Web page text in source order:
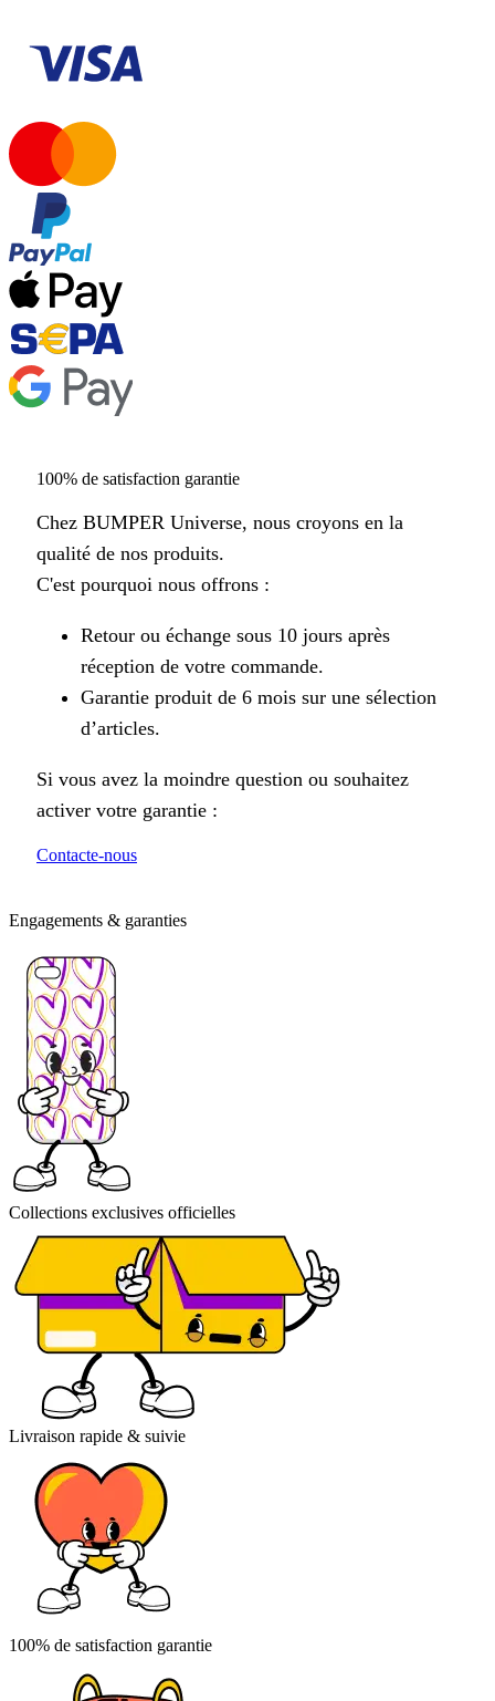
100% de satisfaction garantie
Chez BUMPER Universe, nous croyons en la
qualité de nos produits.
C'est pourquoi nous offrons :
Retour ou échange sous 10 jours après
réception de votre commande.
Garantie produit de 6 mois sur une sélection
d’articles.
Si vous avez la moindre question ou souhaitez
activer votre garantie :
Contacte-nous
Engagements & garanties
Collections exclusives officielles
Livraison rapide & suivie
100% de satisfaction garantie